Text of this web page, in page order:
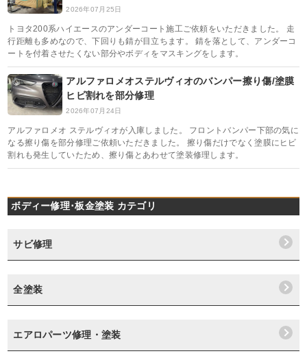
2026年07月25日
トヨタ200系ハイエースのアンダーコート施工ご依頼をいただきました。 走
行距離も多めなので、下回りも錆が目立ちます。 錆を落として、アンダーコ
ートを付着させたくない部分やボディをマスキングをします。
アルファロメオステルヴィオのバンパー擦り傷/塗膜
ヒビ割れを部分修理
2026年07月24日
アルファロメオ ステルヴィオが入庫しました。 フロントバンパー下部の気に
なる擦り傷を部分修理ご依頼いただきました。 擦り傷だけでなく塗膜にヒビ
割れも発生していたため、擦り傷とあわせて塗装修理します。
ボディー修理･板金塗装 カテゴリ
サビ修理
全塗装
エアロパーツ修理・塗装